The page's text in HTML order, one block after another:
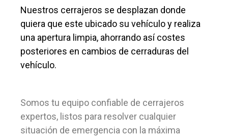
Nuestros cerrajeros se desplazan donde
quiera que este ubicado su vehículo y realiza
una apertura limpia, ahorrando así costes
posteriores en cambios de cerraduras del
vehículo.
Somos tu equipo confiable de cerrajeros
expertos, listos para resolver cualquier
situación de emergencia con la máxima